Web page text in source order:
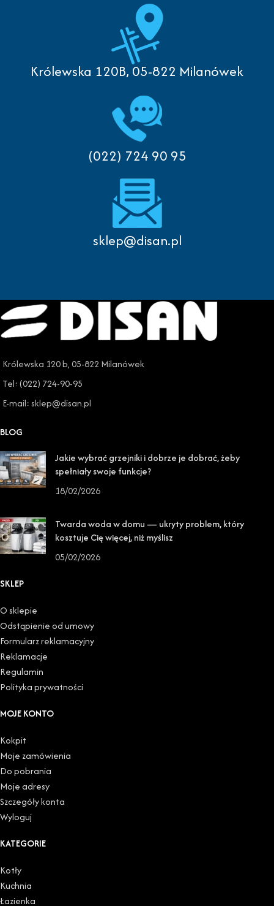
Królewska 120B, 05-822 Milanówek
(022) 724 90 95
sklep@disan.pl
Królewska 120 b, 05-822 Milanówek
Tel: (022) 724-90-95
E-mail: sklep@disan.pl
BLOG
Jakie wybrać grzejniki i dobrze je dobrać, żeby
spełniały swoje funkcje?
18/02/2026
Twarda woda w domu — ukryty problem, który
kosztuje Cię więcej, niż myślisz
05/02/2026
SKLEP
O sklepie
Odstąpienie od umowy
Formularz reklamacyjny
Reklamacje
Regulamin
Polityka prywatności
MOJE KONTO
Kokpit
Moje zamówienia
Do pobrania
Moje adresy
Szczegóły konta
Wyloguj
KATEGORIE
Kotły
Kuchnia
Łazienka